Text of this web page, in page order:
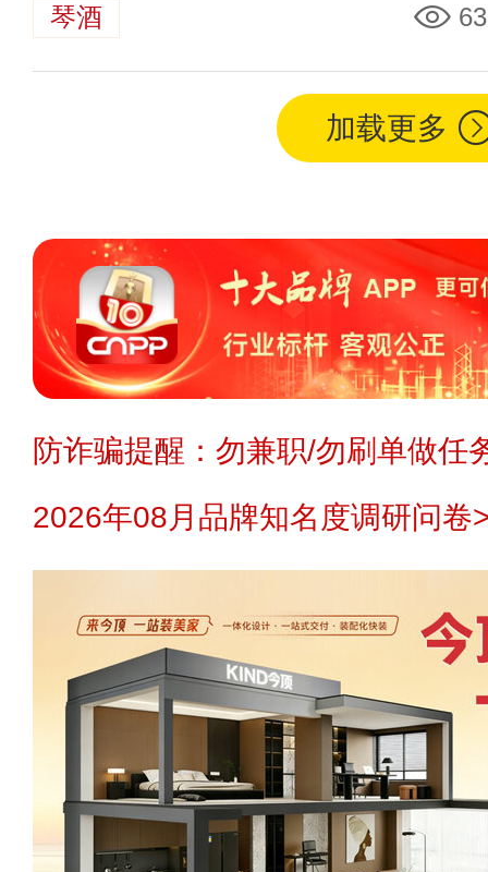
琴酒
加载更多
防诈骗提醒：勿兼职/勿刷单做任
2026年08月品牌知名度调研问卷